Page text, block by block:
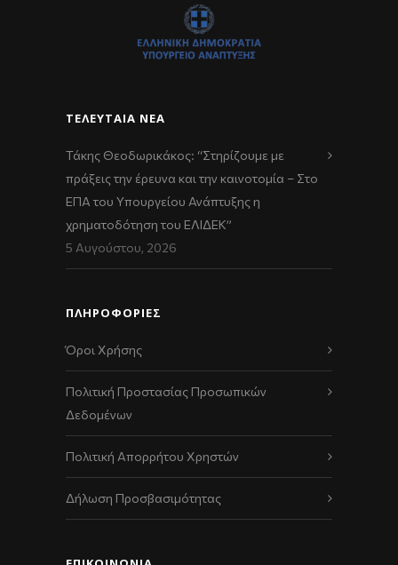
ΤΕΛΕΥΤΑΊΑ ΝΈΑ
Τάκης Θεοδωρικάκος: “Στηρίζουμε με
πράξεις την έρευνα και την καινοτομία – Στο
ΕΠΑ του Υπουργείου Ανάπτυξης η
χρηματοδότηση του ΕΛΙΔΕΚ”
5 Αυγούστου, 2026
ΠΛΗΡΟΦΟΡΙΕΣ
Όροι Χρήσης
Πολιτική Προστασίας Προσωπικών
Δεδομένων
Πολιτική Απορρήτου Χρηστών
Δήλωση Προσβασιμότητας